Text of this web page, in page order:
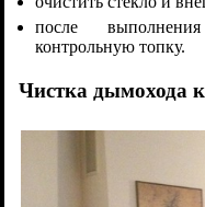
после
контрольную топку.
Чистка дымохода